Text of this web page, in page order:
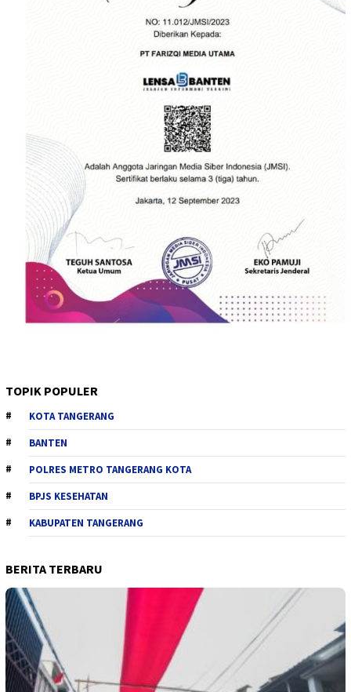
TOPIK POPULER
KOTA TANGERANG
BANTEN
POLRES METRO TANGERANG KOTA
BPJS KESEHATAN
KABUPATEN TANGERANG
BERITA TERBARU